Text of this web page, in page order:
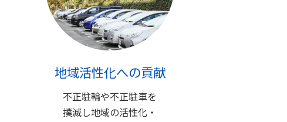
地域活性化への貢献
不正駐輪や不正駐車を
撲滅し地域の活性化・